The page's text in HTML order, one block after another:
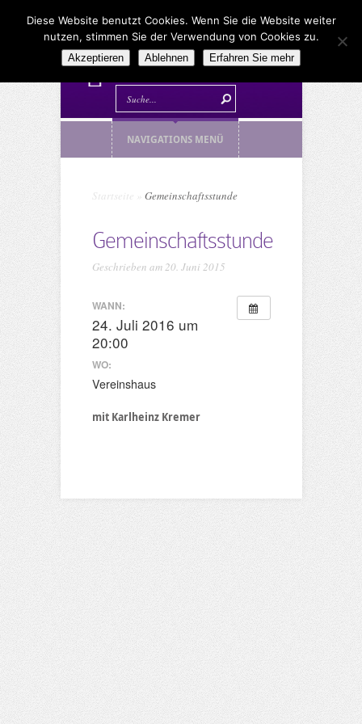
NAVIGATIONS MENÜ
Startseite Gemeinschaftsstunde
Gemeinschaftsstunde
Geschrieben am 20. Juni 2015
WANN:
24. Juli 2016 um
20:00
WO:
Vereinshaus
mit Karlheinz Kremer
Diese Website benutzt Cookies. Wenn Sie die Website weiter
nutzen, stimmen Sie der Verwendung von Cookies zu.
Akzeptieren Ablehnen Erfahren Sie mehr